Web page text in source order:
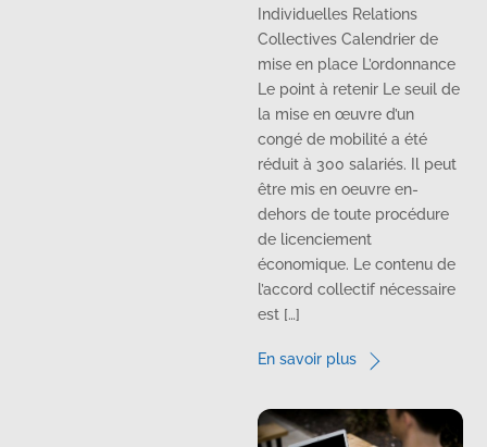
Individuelles Relations
Collectives Calendrier de
mise en place L’ordonnance
Le point à retenir Le seuil de
la mise en œuvre d’un
congé de mobilité a été
réduit à 300 salariés. Il peut
être mis en oeuvre en-
dehors de toute procédure
de licenciement
économique. Le contenu de
l’accord collectif nécessaire
est […]
En savoir plus